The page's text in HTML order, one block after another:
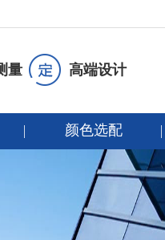
量 高端设计
颜色选配